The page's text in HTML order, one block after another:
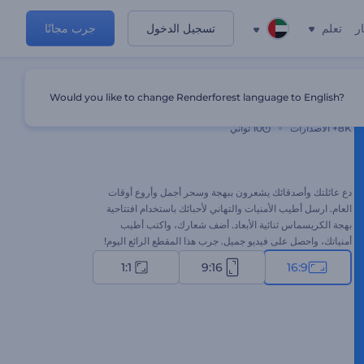
تعلم تسجيل الدخول جرب مجانًا
8K+ الاصدارات 10 ثواني
دع عائلتك وأصدقائك يشعرون ببهجة وسحر أجمل وأروع أوقات
العام. ارسل أطيب الأمنيات والتهاني لأحبائك باستخدام افتتاحية
بهجة الكريسماس ثنائية الأبعاد. أضف شعارك، واكتب أطيب
أمنياتك، واحصل على فيديو جميل. جرب هذا المقطع الرائع اليوم!
16:9
9:16
1:1
Would you like to change Renderforest language to English?